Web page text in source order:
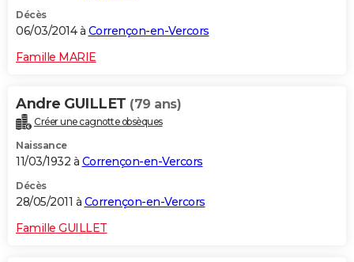
Décès
06/03/2014 à Corrençon-en-Vercors
Famille MARIE
Andre GUILLET (79 ans)
Créer une cagnotte obsèques
Naissance
11/03/1932 à Corrençon-en-Vercors
Décès
28/05/2011 à Corrençon-en-Vercors
Famille GUILLET